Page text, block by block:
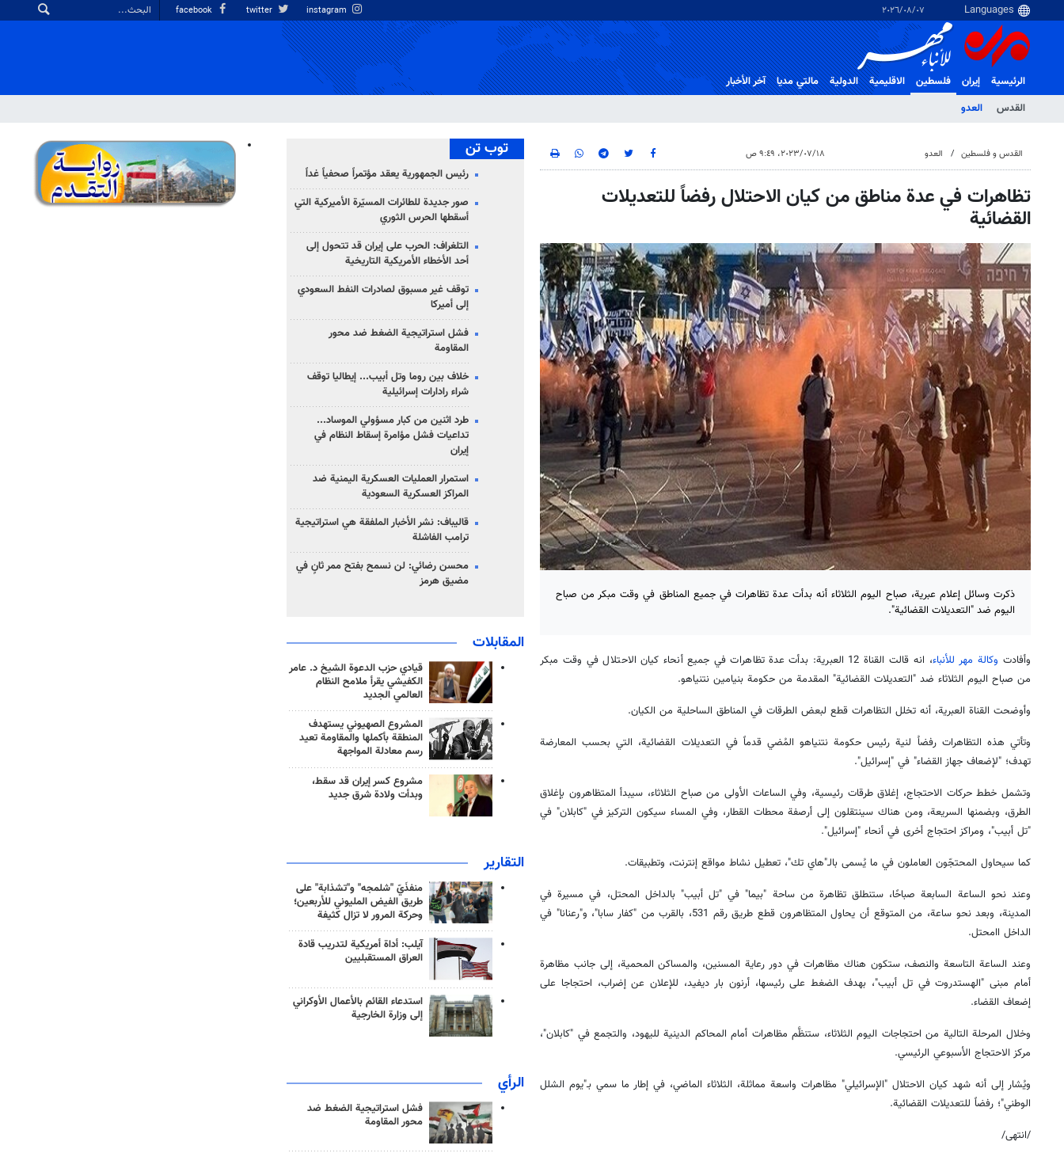
٠٧‏/٠٨‏/٢٠٢٦
الرئيسية إيران
فلسطین
القدس
العدو
الاقلیمیة الدولية مالتي مدیا آخر الأخبار
القدس و فلسطین العدو ١٨‏/٠٧‏/٢٠٢٣، ٩:٤٩ ص
تظاهرات في عدة مناطق من كيان الاحتلال رفضاً للتعديلات
القضائية
ذكرت وسائل إعلام عبرية، صباح اليوم الثلاثاء أنه بدأت عدة تظاهرات في جميع المناطق في وقت مبكر من صباح
اليوم ضد "التعديلات القضائية".
وأفادت وكالة مهر للأنباء
، انه قالت القناة 12 العبرية: بدأت عدة تظاهرات في جميع أنحاء كيان الاحتلال في وقت مبكر
من صباح اليوم الثلاثاء ضد "التعديلات القضائية" المقدمة من حكومة بنيامين نتنياهو.
وأوضحت القناة العبرية، أنه تخلل التظاهرات قطع لبعض الطرقات في المناطق الساحلية من الكيان.
وتأتي هذه التظاهرات رفضاُ لنية رئيس حكومة نتنياهو المُضي قدماً في التعديلات القضائية، التي بحسب المعارضة
تهدف؛ "لإضعاف جهاز القضاء" في "إسرائيل".
وتشمل خطط حركات الاحتجاج، إغلاق طرقات رئيسية، وفي الساعات الأولى من صباح الثلاثاء، سيبدأ المتظاهرون بإغلاق
الطرق، وبضمنها السريعة، ومن هناك سينتقلون إلى أرصفة محطات القطار، وفي المساء سيكون التركيز في "كابلان" في
"تل أبيب"، ومراكز احتجاج أخرى في أنحاء "إسرائيل".
كما سيحاول المحتجّون العاملون في ما يُسمى بالـ"هاي تك"، تعطيل نشاط مواقع إنترنت، وتطبيقات.
وعند نحو الساعة السابعة صباحًا، ستنطلق تظاهرة من ساحة "بيما" في "تل أبيب" بالداخل المحتل، في مسيرة في
المدينة، وبعد نحو ساعة، من المتوقع أن يحاول المتظاهرون قطع طريق رقم 531، بالقرب من "كفار سابا"، و"رعنانا" في
الداخل اامحتل.
وعند الساعة التاسعة والنصف، ستكون هناك مظاهرات في دور رعاية المسنين، والمساكن المحمية، إلى جانب مظاهرة
أمام مبنى "الهستدروت في تل أبيب"، بهدف الضغط على رئيسها، أرنون بار ديفيد، للإعلان عن إضراب، احتجاجا على
إضعاف القضاء.
وخلال المرحلة التالية من احتجاجات اليوم الثلاثاء، ستنظَّم مظاهرات أمام المحاكم الدينية لليهود، والتجمع في "كابلان"،
مركز الاحتجاج الأسبوعي الرئيسي.
ويُشار إلى أنه شهد كيان الاحتلال "الإسرائيلي" مظاهرات واسعة مماثلة، الثلاثاء الماضي، في إطار ما سمي بـ"يوم الشلل
الوطني"؛ رفضاً للتعديلات القضائية.
/انتهى/
توب تن
رئيس الجمهورية يعقد مؤتمراً صحفياً غداً
صور جديدة للطائرات المسيّرة الأميركية التي
أسقطها الحرس الثوري
التلغراف: الحرب على إيران قد تتحول إلى
أحد الأخطاء الأمريكية التاريخية
توقف غير مسبوق لصادرات النفط السعودي
إلى أميركا
فشل استراتيجية الضغط ضد محور
المقاومة
خلاف بين روما وتل أبيب... إيطاليا توقف
شراء رادارات إسرائيلية
طرد اثنين من كبار مسؤولي الموساد...
تداعيات فشل مؤامرة إسقاط النظام في
إيران
استمرار العمليات العسكرية اليمنية ضد
المراكز العسكرية السعودية
قاليباف: نشر الأخبار الملفقة هي استراتيجية
ترامب الفاشلة
محسن رضائي: لن نسمح بفتح ممر ثانٍ في
مضيق هرمز
المقابلات
قيادي حزب الدعوة الشيخ د. عامر
الكفيشي يقرأ ملامح النظام
العالمي الجديد
المشروع الصهيوني يستهدف
المنطقة بأكملها والمقاومة تعيد
رسم معادلة المواجهة
مشروع كسر إيران قد سقط،
وبدأت ولادة شرق جديد
التقارير
منفذَيّ "شلمجه" و"تشذابة" على
طريق الفيض المليوني للأربعين؛
وحركة المرور لا تزال كثيفة
آيلب: أداة أمريكية لتدريب قادة
العراق المستقبليين
استدعاء القائم بالأعمال الأوكراني
إلى وزارة الخارجية
الرأي
فشل استراتيجية الضغط ضد
محور المقاومة